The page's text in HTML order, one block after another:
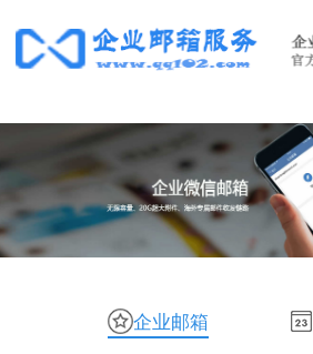
企业邮箱